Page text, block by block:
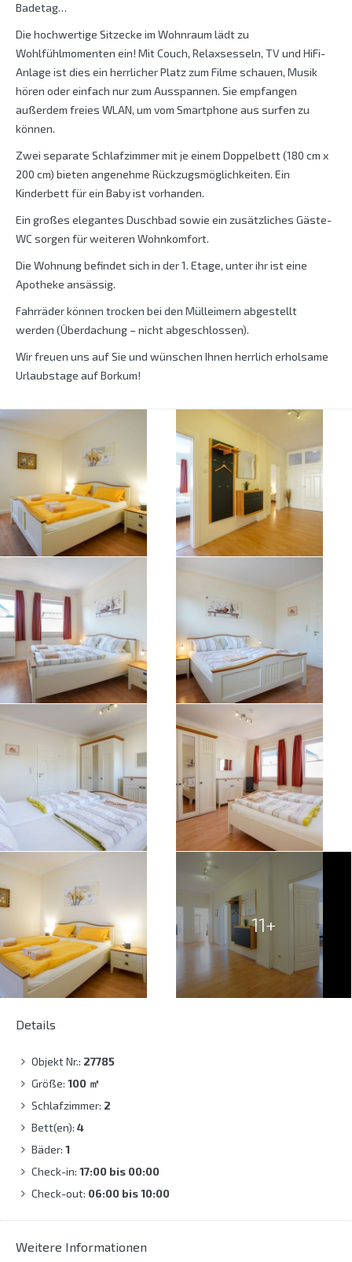
Badetag…
Die hochwertige Sitzecke im Wohnraum lädt zu
Wohlfühlmomenten ein! Mit Couch, Relaxsesseln, TV und HiFi-
Anlage ist dies ein herrlicher Platz zum Filme schauen, Musik
hören oder einfach nur zum Ausspannen. Sie empfangen
außerdem freies WLAN, um vom Smartphone aus surfen zu
können.
Zwei separate Schlafzimmer mit je einem Doppelbett (180 cm x
200 cm) bieten angenehme Rückzugsmöglichkeiten. Ein
Kinderbett für ein Baby ist vorhanden.
Ein großes elegantes Duschbad sowie ein zusätzliches Gäste-
WC sorgen für weiteren Wohnkomfort.
Die Wohnung befindet sich in der 1. Etage, unter ihr ist eine
Apotheke ansässig.
Fahrräder können trocken bei den Mülleimern abgestellt
werden (Überdachung – nicht abgeschlossen).
Wir freuen uns auf Sie und wünschen Ihnen herrlich erholsame
Urlaubstage auf Borkum!
11+
Details
Objekt Nr.: 27785
Größe: 100 ㎡
Schlafzimmer: 2
Bett(en): 4
Bäder: 1
Check-in: 17:00 bis 00:00
Check-out: 06:00 bis 10:00
Weitere Informationen